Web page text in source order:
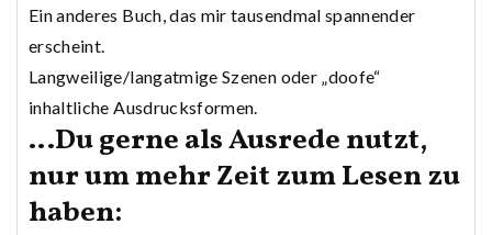
Ein anderes Buch, das mir tausendmal spannender
erscheint.
Langweilige/langatmige Szenen oder „doofe“
inhaltliche Ausdrucksformen.
…Du gerne als Ausrede nutzt,
nur um mehr Zeit zum Lesen zu
haben: